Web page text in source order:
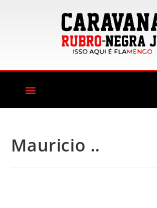
Mauricio ..